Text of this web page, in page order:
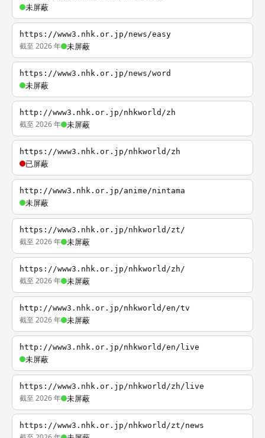
未屏蔽
https://www3.nhk.or.jp/news/easy
截至 2026 年 未屏蔽
https://www3.nhk.or.jp/news/word
未屏蔽
http://www3.nhk.or.jp/nhkworld/zh
截至 2026 年 未屏蔽
https://www3.nhk.or.jp/nhkworld/zh
已屏蔽
http://www3.nhk.or.jp/anime/nintama
未屏蔽
https://www3.nhk.or.jp/nhkworld/zt/
截至 2026 年 未屏蔽
https://www3.nhk.or.jp/nhkworld/zh/
截至 2026 年 未屏蔽
http://www3.nhk.or.jp/nhkworld/en/tv
截至 2026 年 未屏蔽
http://www3.nhk.or.jp/nhkworld/en/live
未屏蔽
https://www3.nhk.or.jp/nhkworld/zh/live
截至 2026 年 未屏蔽
https://www3.nhk.or.jp/nhkworld/zt/news